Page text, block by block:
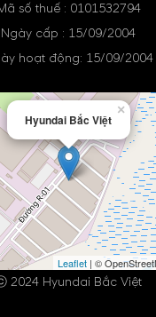
số thuế : 0101532794
Ngày cấp : 15/09/2004
hoạt động: 15/09/2004
Hyundai Bắc Việt
×
Leaflet | ©
2024 Hyundai Bắc Việt